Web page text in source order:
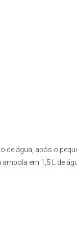
de água, após o
em 1,5 L de